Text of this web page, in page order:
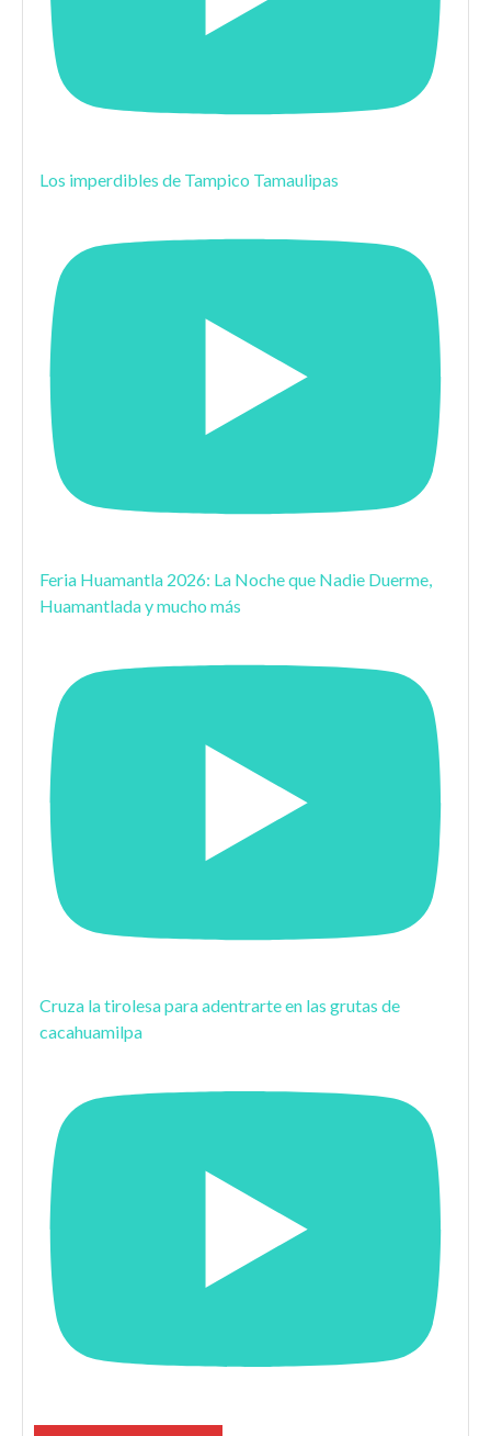
Los imperdibles de Tampico Tamaulipas
Feria Huamantla 2026: La Noche que Nadie Duerme,
Huamantlada y mucho más
Cruza la tirolesa para adentrarte en las grutas de
cacahuamilpa